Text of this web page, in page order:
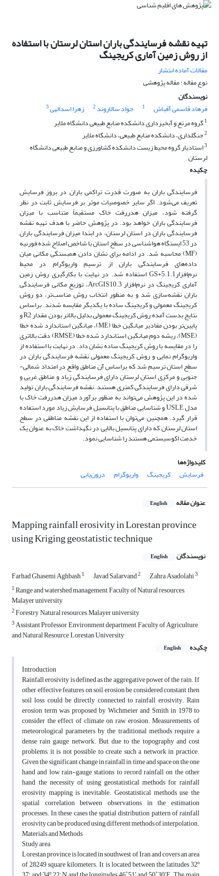
تهیه نقشه فرسایندگی باران استان لرستان با استفاده
از روش زمین آماری کریجینگ
مقالات آماده انتشار
نوع مقاله : مقاله پژوهشی
نویسندگان
فرهاد قاسمی آقباش
1 جواد سالاروند 2 زهرا اسدالهی3
1گروه مرتع و آبخیزداری دانشکده منابع طبیعی دانشگاه ملایر
2جنگلداری، دانشکده منابع طبیعی، دانشگاه ملایر
3استادیار گروه محیط زیست دانشکده کشاورزی و منابع طبیعی دانشگاه
لرستان
چکیده
فرسایندگی باران به صورت قدرت تراکمی باران در بروز فرسایش
تعریف می‌شود. اگر سایر خصوصیات موثر بر فرسایش ثابت در نظر
گرفته شود، میزان هدررفت خاک مستقیماً متناسب با میزان
فرسایندگی باران خواهد بود. در پژوهش حاضر با هدف تهیه نقشه
فرسایندگی باران در استان لرستان، در ابتدا میزان فرسایندگی باران
در 53 ایستگاه‌ هواشناسی در سطح استان با شاخص اصلاح شده فورنیه
(MF) محاسبه شد. در ادامه برای نشان دادن همبستگی مکانی میان
داده‌های فرسایندگی باران از ترسیم واریوگرام در محیط
نرم‌افزارGS+5.1.1 استفاده شد. در نهایت با بکارگیری روش زمین
آماری کریجینگ در نرم‌افزار ArcGIS10.3، توزیع مکانی فرسایندگی
باران نقشه‌سازی شد و به منظور انتخاب روش مناسب‌تر، دو روش
کریجینگ معمولی و کریجینگ ساده با یکدیگر مقایسه شدند. براساس
نتایج بدست آمده روش کریجینگ معمولی بدلیل بالاتر بودن مقدار R2 و
پایین‌تر بودن مقادیر میانگین خطا (ME)، میانگین استاندارد شده خطا
(MSE)، ریشه دوم میانگین استاندارد شده خطا (RMSE) دقت بالاتری
را در مقایسه با روش کریجینگ ساده نشان داد. در نهایت با استفاده از
واریوگرام نمایی و روش کریجینگ معمولی نقشه فرسایندگی باران در
سطح استان ترسیم شد که براساس آن مناطق واقع در امتداد شمالی-
جنوبی و مرکزی استان لرستان دارای فرسایندگی زیاد و مناطق غربی و
شرقی دارای فرسایندگی کمتری هستند. نقشه فرسایندگی باران تولید
شده در این پژوهش می‌تواند به منظور برآورد میزان هدررفت خاک با
مدل USLE و شناسایی مناطق با پتانسیل فرسایش زیاد مورد استفاده
قرار گیرد. همچنین می‌توان با استفاده از این نقشه مناطقی در سطح
استان لرستان که دارای پتانسیل بالایی در نگهداشت خاک به عنوان یک
خدمت اکوسیستمی هستند را شناسایی نمود.
کلیدواژه‌ها
فرسایش
کریجینگ واریوگرام درون‌یابی
عنوان مقاله English
Mapping rainfall erosivity in Lorestan province
using Kriging geostatistic technique
نویسندگان English
Farhad Ghasemi Aghbash1 Javad Salarvand2 Zahra Asadolahi3
1Range and watershed management, Faculty of Natural resources,
Malayer university
2Forestry, Natural resources, Malayer university
3Assistant Professor, Environment department, Faculty of Agriculture
and Natural Resource, Lorestan University
چکیده
English
Introduction
Rainfall erosivity is defined as the aggregative power of the rain. If
other effective features on soil erosion be considered constant then
soil loss could be directly connected to rainfall erosivity. Rain
erosion term was proposed by Wichmeier and Smith in 1978 to
consider the effect of climate on raw erosion. Measurements of
meteorological parameters by the traditional methods require a
dense rain gauge network. But, due to the topography and cost
problems, it is not possible to create such a network in practice.
Given the significant change in rainfall in time and space on the one
hand and low rain-gauge stations to record rainfall on the other
hand, the necessity of using geostatistical methods for rainfall
erosivity mapping is inevitable. Geostatistical methods use the
spatial correlation between observations in the estimation
processes. In these cases the spatial distribution pattern of rainfall
erosivity can be produced using different methods of interpolation.
Materials and Methods
Study area
Lorestan province is located in southwest of Iran and covers an area
of 28249 square kilometers. It is located between the latitudes 32º